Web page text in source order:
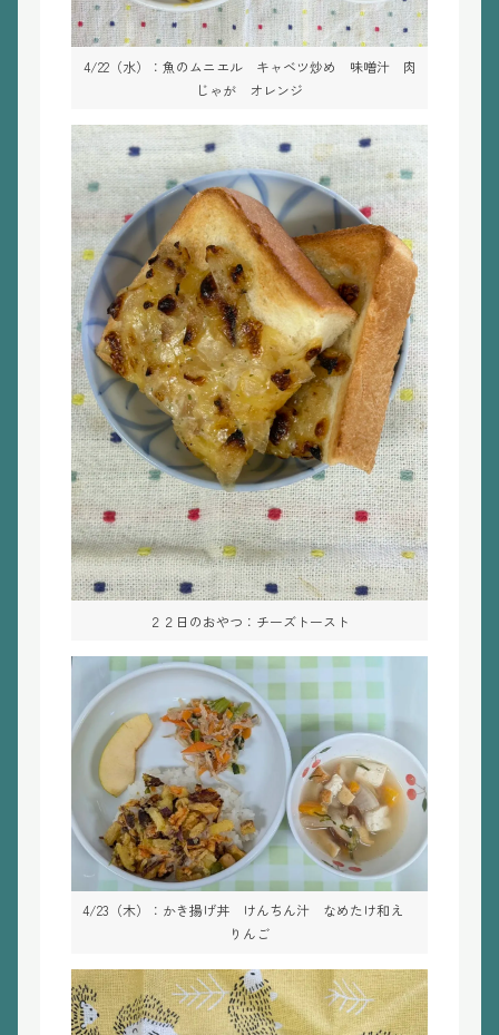
4/22（水）：魚のムニエル キャベツ炒め 味噌汁 肉
じゃが オレンジ
２２日のおやつ：チーズトースト
4/23（木）：かき揚げ丼 けんちん汁 なめたけ和え
りんご